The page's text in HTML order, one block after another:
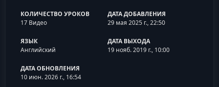
КОЛИЧЕСТВО УРОКОВ
17 Видео
ДАТА ДОБАВЛЕНИЯ
29 мая 2025 г., 22:50
ЯЗЫК
Английский
ДАТА ВЫХОДА
19 нояб. 2019 г., 10:00
ДАТА ОБНОВЛЕНИЯ
10 июн. 2026 г., 16:54